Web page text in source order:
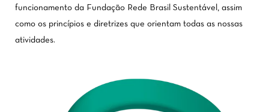
funcionamento da Fundação Rede Brasil Sustentável, assim
como os princípios e diretrizes que orientam todas as nossas
atividades.